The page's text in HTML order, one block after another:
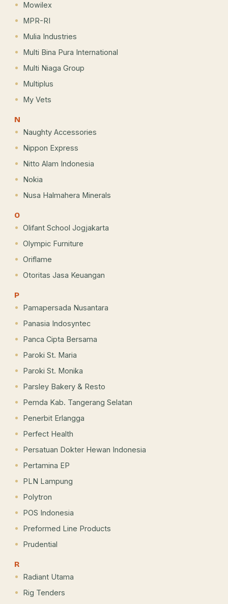
Mowilex
MPR-RI
Mulia Industries
Multi Bina Pura International
Multi Niaga Group
Multiplus
My Vets
N
Naughty Accessories
Nippon Express
Nitto Alam Indonesia
Nokia
Nusa Halmahera Minerals
O
Olifant School Jogjakarta
Olympic Furniture
Oriflame
Otoritas Jasa Keuangan
P
Pamapersada Nusantara
Panasia Indosyntec
Panca Cipta Bersama
Paroki St. Maria
Paroki St. Monika
Parsley Bakery & Resto
Pemda Kab. Tangerang Selatan
Penerbit Erlangga
Perfect Health
Persatuan Dokter Hewan Indonesia
Pertamina EP
PLN Lampung
Polytron
POS Indonesia
Preformed Line Products
Prudential
R
Radiant Utama
Rig Tenders